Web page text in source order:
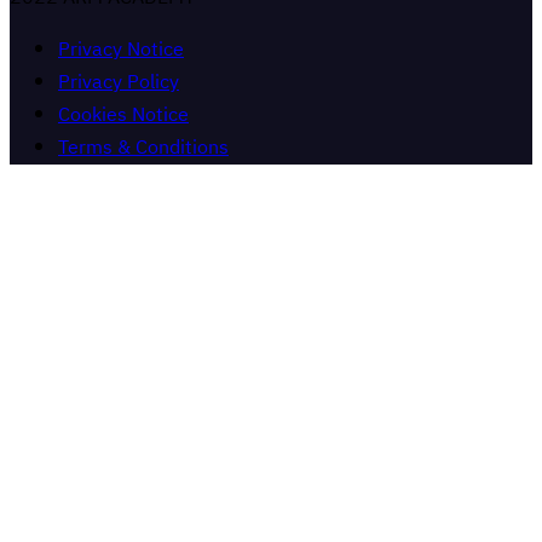
Privacy Notice
Privacy Policy
Cookies Notice
Terms & Conditions